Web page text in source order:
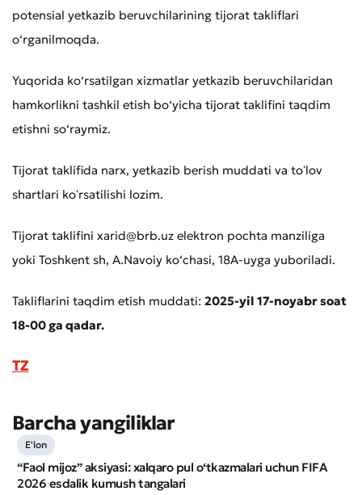
Xizmat sifatini baholang
Murojaat qoldirish
potensial yetkazib beruvchilarining tijorat takliflari
o‘rganilmoqda.
Yuqorida ko‘rsatilgan xizmatlar yetkazib beruvchilaridan
hamkorlikni tashkil etish bo‘yicha tijorat taklifini taqdim
etishni so‘raymiz.
Tijorat taklifida narx, yetkazib berish muddati va toʻlov
shartlari koʻrsatilishi lozim.
Tijorat taklifini xarid@brb.uz elektron pochta manziliga
yoki Toshkent sh, A.Navoiy ko‘chasi, 18A-uyga yuboriladi.
Takliflarini taqdim etish muddati: 2025-yil 17-noyabr soat
18-00 ga qadar.
TZ
Barcha yangiliklar
E'lon
“Faol mijoz” aksiyasi: xalqaro pul o‘tkazmalari uchun FIFA
2026 esdalik kumush tangalari